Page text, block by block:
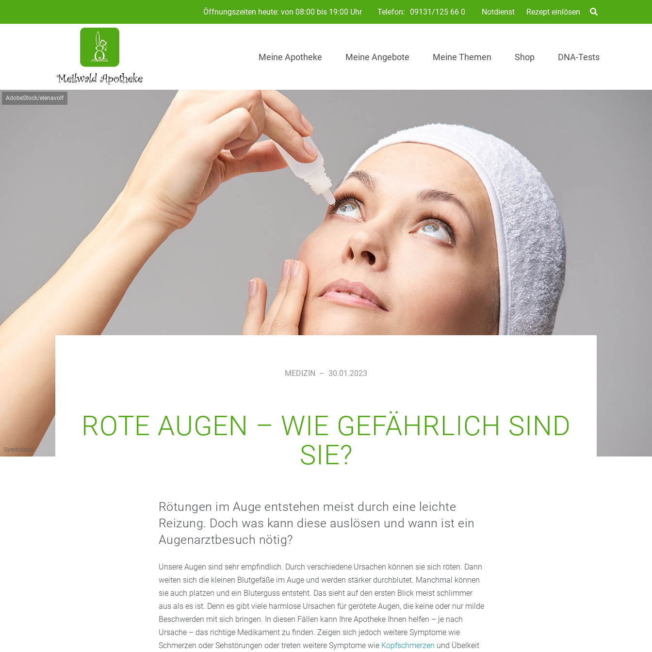
Öffnungszeiten heute: von 08:00 bis 19:00 Uhr Telefon: 09131/125 66 0 Notdienst Rezept einlösen
Meine Apotheke Meine Angebote Meine Themen Shop DNA-Tests
AdobeStock/elenavolf
Symbolbild
MEDIZIN – 30.01.2023
ROTE AUGEN – WIE GEFÄHRLICH SIND
SIE?
Rötungen im Auge entstehen meist durch eine leichte
Reizung. Doch was kann diese auslösen und wann ist ein
Augenarztbesuch nötig?
Unsere Augen sind sehr empfindlich. Durch verschiedene Ursachen können sie sich röten. Dann
weiten sich die kleinen Blutgefäße im Auge und werden stärker durchblutet. Manchmal können
sie auch platzen und ein Bluterguss entsteht. Das sieht auf den ersten Blick meist schlimmer
aus als es ist. Denn es gibt viele harmlose Ursachen für gerötete Augen, die keine oder nur milde
Beschwerden mit sich bringen. In diesen Fällen kann Ihre Apotheke Ihnen helfen – je nach
Ursache – das richtige Medikament zu finden. Zeigen sich jedoch weitere Symptome wie
Schmerzen oder Sehstörungen oder treten weitere Symptome wie Kopfschmerzen und Übelkeit